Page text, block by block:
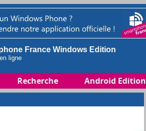
France Windows Edition
ligne
Recherche Android Edition